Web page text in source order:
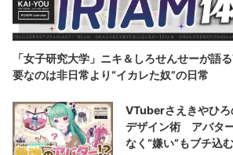
「女子研究大学」ニキ＆しろせんせーが
要なのは非日常より“イカレた奴”の日常
VTuberさえきやひ
デザイン術 アバタ
なく“嫌い”もブチ込